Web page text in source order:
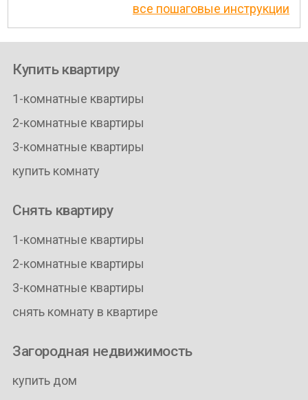
все пошаговые инструкции
Купить квартиру
1-комнатные квартиры
2-комнатные квартиры
3-комнатные квартиры
купить комнату
Снять квартиру
1-комнатные квартиры
2-комнатные квартиры
3-комнатные квартиры
снять комнату в квартире
Загородная недвижимость
купить дом